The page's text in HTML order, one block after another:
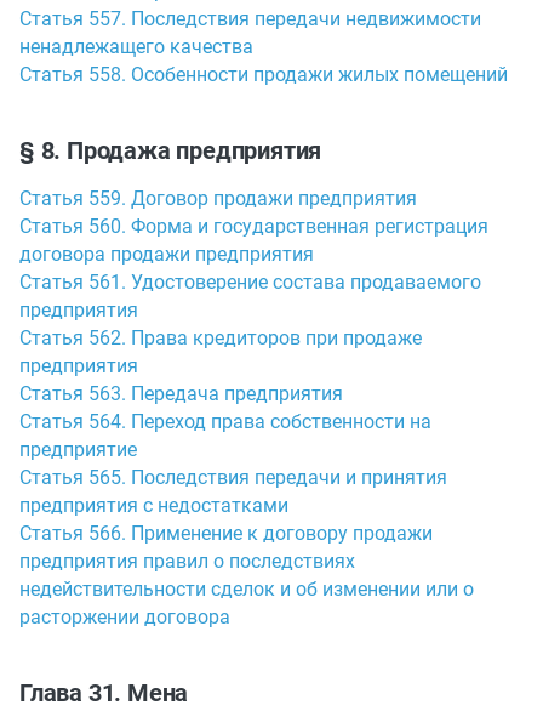
Статья 557. Последствия передачи недвижимости
ненадлежащего качества
Статья 558. Особенности продажи жилых помещений
§ 8. Продажа предприятия
Статья 559. Договор продажи предприятия
Статья 560. Форма и государственная регистрация
договора продажи предприятия
Статья 561. Удостоверение состава продаваемого
предприятия
Статья 562. Права кредиторов при продаже
предприятия
Статья 563. Передача предприятия
Статья 564. Переход права собственности на
предприятие
Статья 565. Последствия передачи и принятия
предприятия с недостатками
Статья 566. Применение к договору продажи
предприятия правил о последствиях
недействительности сделок и об изменении или о
расторжении договора
Глава 31. Мена